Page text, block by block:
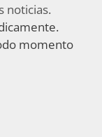
noticias.
momento